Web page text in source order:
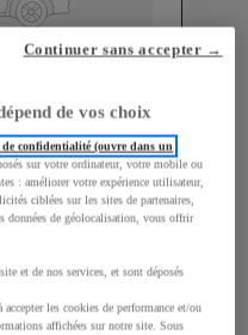
de vos choix
confidentialité (ouvre dans un
sur votre ordinateur, votre mobile ou
: améliorer votre expérience utilisateur,
ciblées sur les sites de partenaires,
données de géolocalisation, vous offrir
et de nos services, et sont déposés
les cookies de performance et/ou
affichées sur notre site. Sous
Continuer sans accepter →